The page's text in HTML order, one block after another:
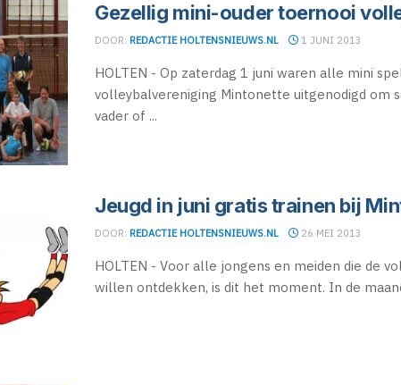
Gezellig mini-ouder toernooi
DOOR: REDACTIE HOLTENSNIEUWS.NL 1 JUNI 2013
HOLTEN - Op zaterdag 1 juni waren alle mini
volleybalvereniging Mintonette uitgenodigd om
vader of ...
Jeugd in juni gratis trainen bij
DOOR: REDACTIE HOLTENSNIEUWS.NL 26 MEI 2013
HOLTEN - Voor alle jongens en meiden die de
willen ontdekken, is dit het moment. In de